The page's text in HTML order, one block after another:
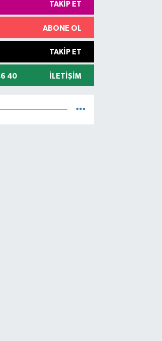
TAKIP ET
ABONE OL
TAKIP ET
40 İLETIŞIM